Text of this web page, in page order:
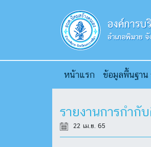
หน้าแรก ข้อมูลพื้นฐาน
รายงานการกำ
22 เม.ย. 65